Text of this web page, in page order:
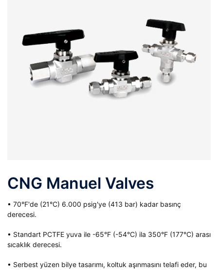
CNG Manuel Valves
• 70°F'de (21°C) 6.000 psig'ye (413 bar) kadar basınç
derecesi.
• Standart PCTFE yuva ile -65°F (-54°C) ila 350°F (177°C) arası
sıcaklık derecesi.
• Serbest yüzen bilye tasarımı, koltuk aşınmasını telafi eder, bu